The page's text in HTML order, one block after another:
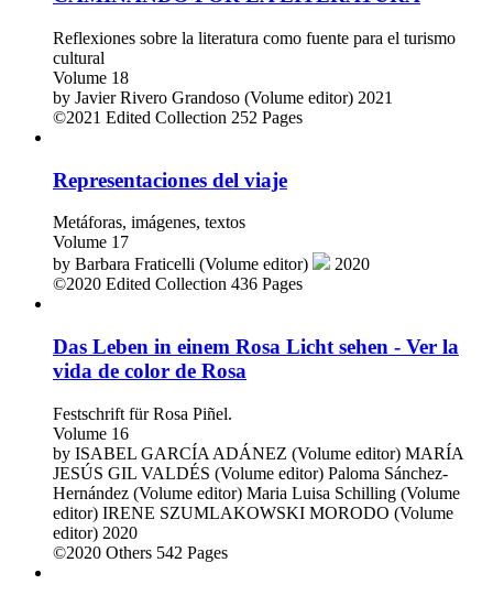
Reflexiones sobre la literatura como fuente para el turismo
cultural
Volume 18
by Javier Rivero Grandoso (Volume editor) 2021
©2021 Edited Collection 252 Pages
Representaciones del viaje
Metáforas, imágenes, textos
Volume 17
by Barbara Fraticelli (Volume editor)
2020
©2020 Edited Collection 436 Pages
Das Leben in einem Rosa Licht sehen - Ver la
vida de color de Rosa
Festschrift für Rosa Piñel.
Volume 16
by ISABEL GARCÍA ADÁNEZ (Volume editor) MARÍA
JESÚS GIL VALDÉS (Volume editor) Paloma Sánchez-
Hernández (Volume editor) Maria Luisa Schilling (Volume
editor) IRENE SZUMLAKOWSKI MORODO (Volume
editor) 2020
©2020 Others 542 Pages